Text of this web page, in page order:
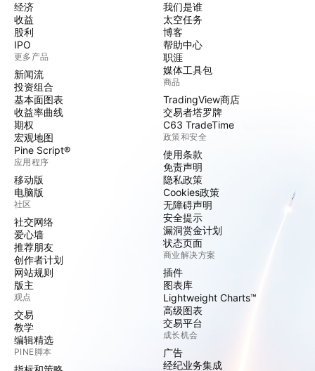
经济
收益
股利
IPO
更多产品
新闻流
投资组合
基本面图表
收益率曲线
期权
宏观地图
Pine Script®
应用程序
移动版
电脑版
社区
社交网络
爱心墙
推荐朋友
创作者计划
网站规则
版主
观点
交易
教学
编辑精选
PINE脚本
我们是谁
太空任务
博客
帮助中心
职涯
媒体工具包
商品
TradingView商店
交易者塔罗牌
C63 TradeTime
政策和安全
使用条款
免责声明
隐私政策
Cookies政策
无障碍声明
安全提示
漏洞赏金计划
状态页面
商业解决方案
插件
图表库
Lightweight Charts™
高级图表
交易平台
成长机会
广告
经纪业务集成